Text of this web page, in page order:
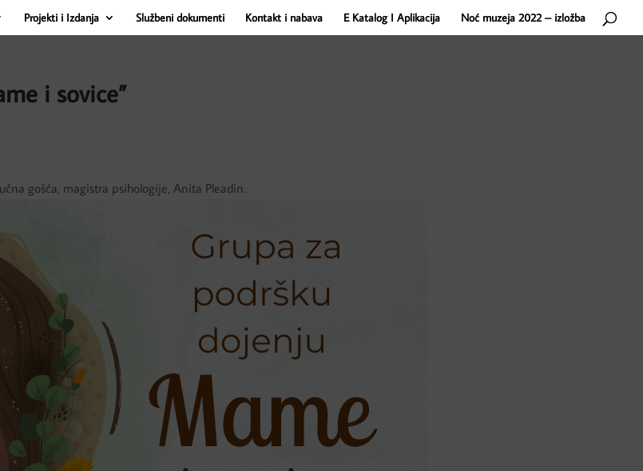
Projekti i Izdanja Službeni dokumenti Kontakt i nabava E Katalog I Aplikacija Noć muzeja 2022 – izložba
i sovice”
gošća, magistra psihologije, Anita Pleadin.